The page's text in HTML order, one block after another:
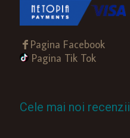
Pagina Facebook
Pagina Tik Tok
Cele mai noi recenzii